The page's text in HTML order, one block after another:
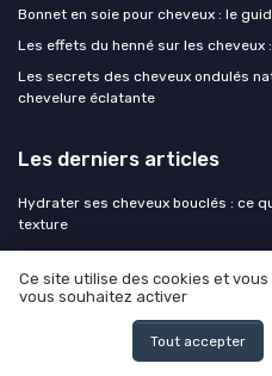
Bonnet en soie pour cheveux : le
Les effets du henné sur les cheveux
Les secrets des cheveux ondulés
chevelure éclatante
Les derniers articles
Hydrater ses cheveux bouclés : ce
texture
Poudre cheveux calvitie : comment
cheveux bouclés et texturés
Patine sur cheveux secs ou humides
boucles et textures
Arrêter le lissage et revenir aux
Ce site utilise des cookies et
vous souhaitez activer
Tout accepter